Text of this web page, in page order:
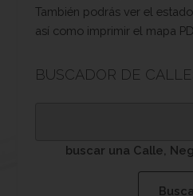
También podrás ver el
así como imprimir el mapa
BUSCADOR DE
buscar una Calle,